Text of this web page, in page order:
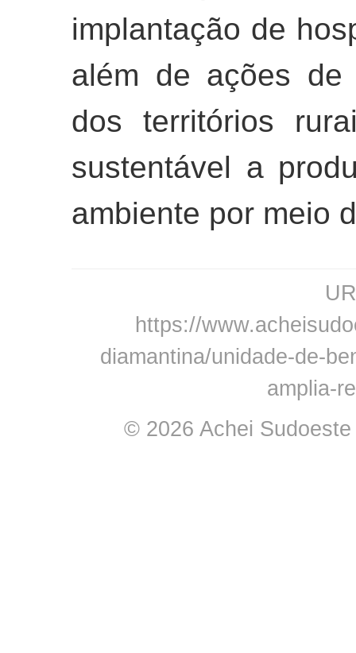
implantação de
além de ações de
dos territórios
sustentável a
ambiente por meio
https://
diamantina/unidade-de-
amplia-
© 2026 Achei